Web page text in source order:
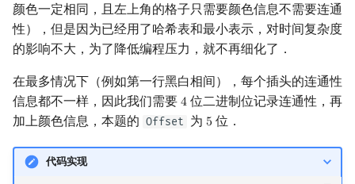
颜色一定相同，且左上角的格子只需要颜色信息不需要连通
性），但是因为已经用了哈希表和最小表示，对时间复杂度
的影响不大，为了降低编程压力，就不再细化了．
在最多情况下（例如第一行黑白相间），每个插头的连通性
信息都不一样，因此我们需要 4
4 位二进制位记录连通性，再
加上颜色信息，本题的 Offset 为 5
5 位．
代码实现